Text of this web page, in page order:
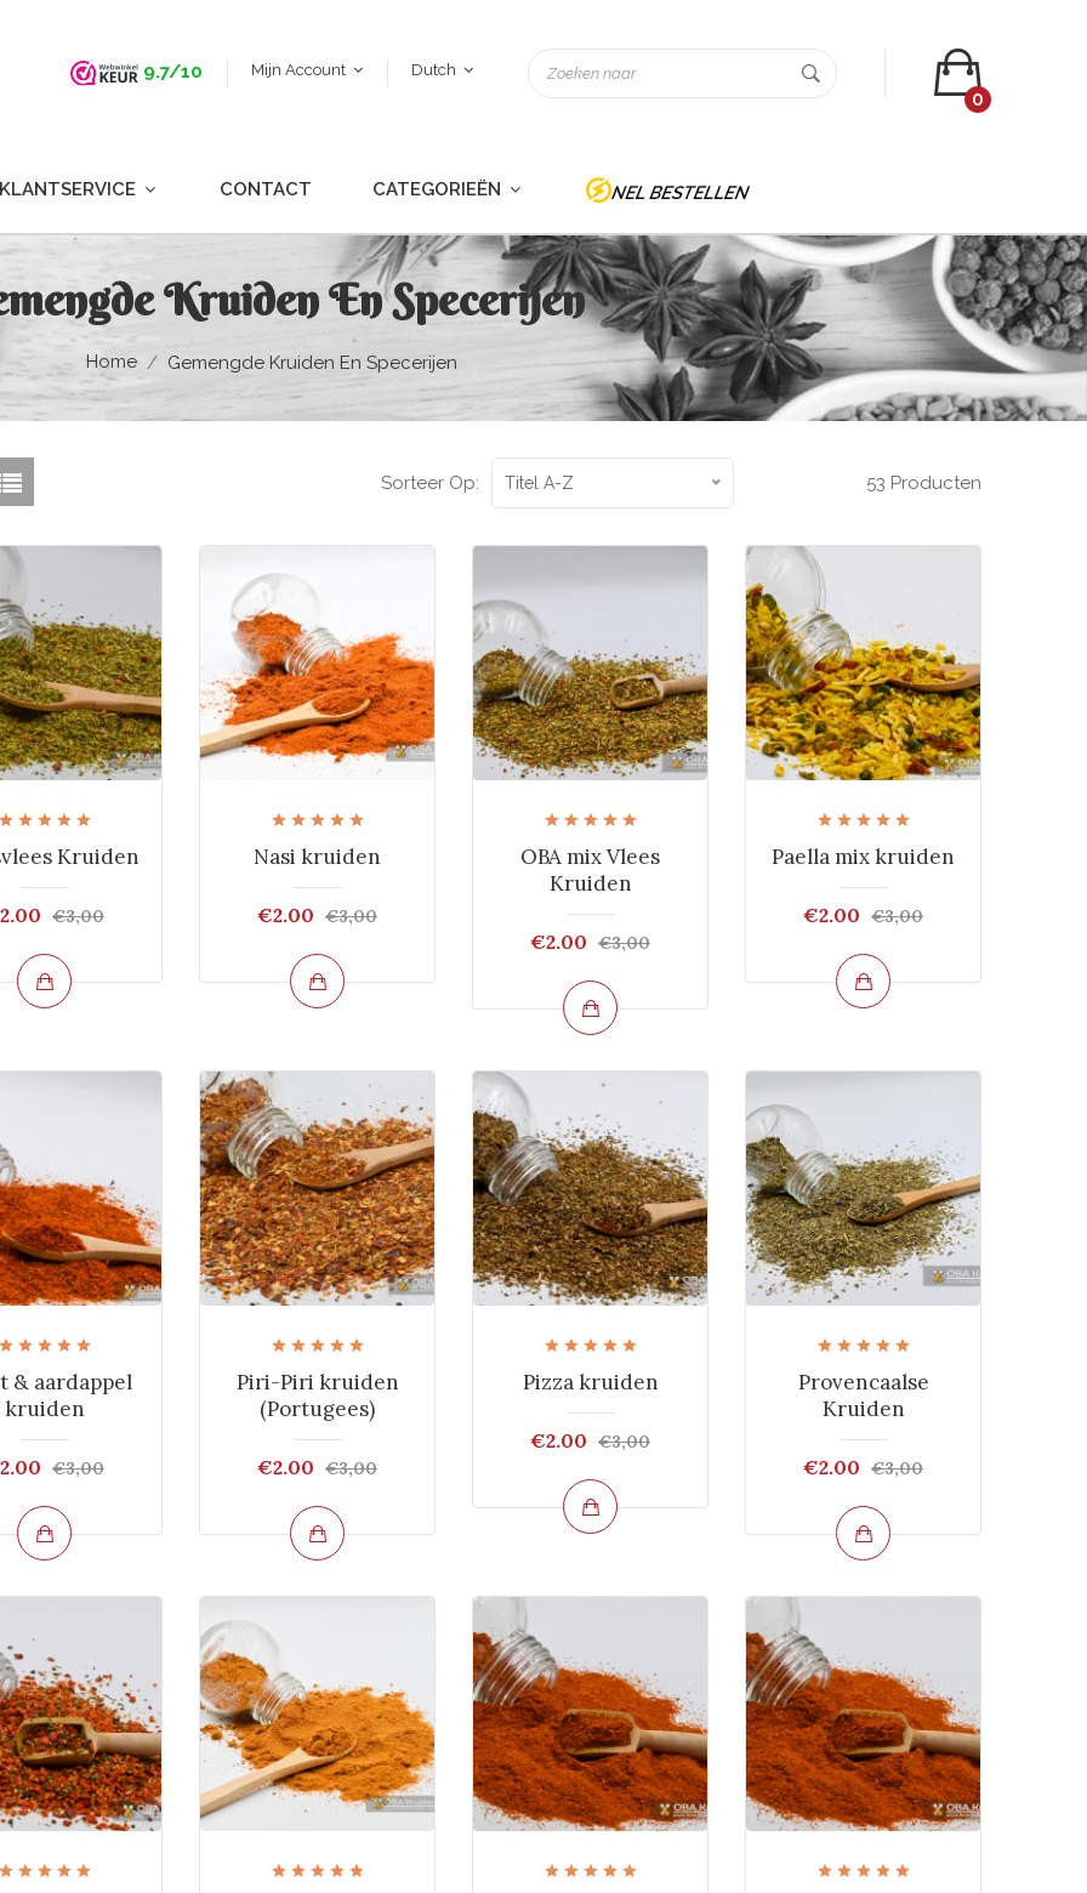
9.7/10 Mijn Account Dutch
0
KLANTSERVICE CONTACT CATEGORIEËN
Kruiden En Specerijen
Home Gemengde Kruiden En Specerijen
Sorteer Op: Titel A-Z 53 Producten
Kruiden
€3,00
Nasi kruiden
€2.00 €3,00
OBA mix Vlees
Kruiden
€2.00 €3,00
Paella mix kruiden
€2.00 €3,00
& aardappel
kruiden
€3,00
Piri-Piri kruiden
(Portugees)
€2.00 €3,00
Pizza kruiden
€2.00 €3,00
Provencaalse
Kruiden
€2.00 €3,00